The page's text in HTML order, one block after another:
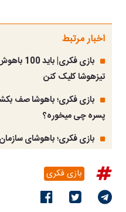
اخبار مرتبط
بازی
تیزهوشا کلیک کنن
بازی فکری؛ باهوشا صف
پسره چی میخوره؟
بازی فکری؛ باهوشای
بازی فکری